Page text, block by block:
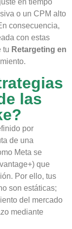
en tiempo
o un CPM alto
consecuencia,
con estas
tu Retargeting en
las
por
de una
Meta se
que
Por ello, tus
son estáticas;
del mercado
mediante